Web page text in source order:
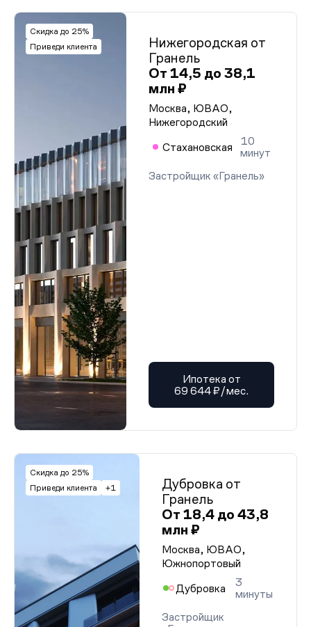
Скидка до 25%
Приведи клиента
Нижегородская от
Гранель
От 14,5 до 38,1
млн ₽
Москва, ЮВАО,
Нижегородский
Стахановская
10
минут
Застройщик «Гранель»
Ипотека от
69 644 ₽/мес.
Скидка до 25%
Приведи клиента
+1
Дубровка от
Гранель
От 18,4 до 43,8
млн ₽
Москва, ЮВАО,
Южнопортовый
Дубровка
3
минуты
Застройщик